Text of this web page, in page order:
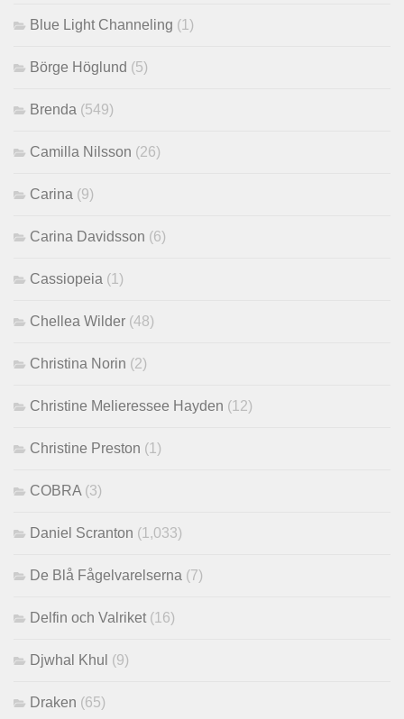
Blue Light Channeling (1)
Börge Höglund (5)
Brenda (549)
Camilla Nilsson (26)
Carina (9)
Carina Davidsson (6)
Cassiopeia (1)
Chellea Wilder (48)
Christina Norin (2)
Christine Melieressee Hayden (12)
Christine Preston (1)
COBRA(3)
Daniel Scranton (1,033)
De Blå Fågelvarelserna (7)
Delfin och Valriket(16)
Djwhal Khul (9)
Draken (65)